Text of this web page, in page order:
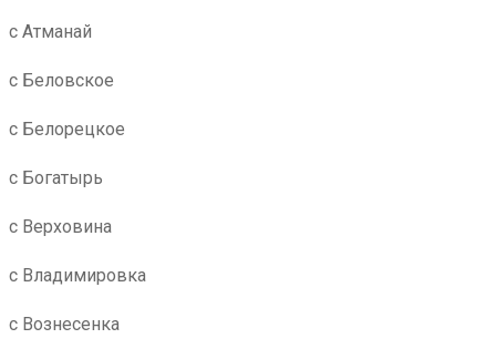
с Атманай
с Беловское
с Белорецкое
с Богатырь
с Верховина
с Владимировка
с Вознесенка